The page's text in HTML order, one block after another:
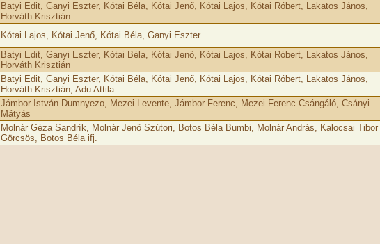
Batyi Edit, Ganyi Eszter, Kótai Béla, Kótai Jenő, Kótai Lajos, Kótai Róbert, Lakatos János,
Horváth Krisztián
Kótai Lajos, Kótai Jenő, Kótai Béla, Ganyi Eszter
Batyi Edit, Ganyi Eszter, Kótai Béla, Kótai Jenő, Kótai Lajos, Kótai Róbert, Lakatos János,
Horváth Krisztián
Batyi Edit, Ganyi Eszter, Kótai Béla, Kótai Jenő, Kótai Lajos, Kótai Róbert, Lakatos János,
Horváth Krisztián, Adu Attila
Jámbor István Dumnyezo, Mezei Levente, Jámbor Ferenc, Mezei Ferenc Csángáló, Csányi
Mátyás
Molnár Géza Sandrík, Molnár Jenő Szútori, Botos Béla Bumbi, Molnár András, Kalocsai Tibor
Görcsös, Botos Béla ifj.